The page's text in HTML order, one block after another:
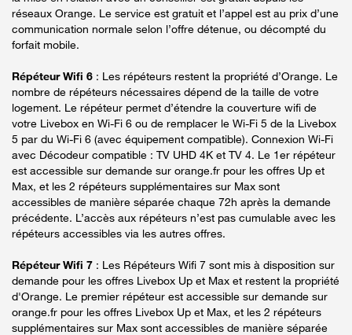
réseaux Orange. Le service est gratuit et l’appel est au prix d’une
communication normale selon l’offre détenue, ou décompté du
forfait mobile.
Répéteur Wifi 6 : Les répéteurs restent la propriété d’Orange. Le
nombre de répéteurs nécessaires dépend de la taille de votre
logement. Le répéteur permet d’étendre la couverture wifi de
votre Livebox en Wi-Fi 6 ou de remplacer le Wi-Fi 5 de la Livebox
5 par du Wi-Fi 6 (avec équipement compatible). Connexion Wi-Fi
avec Décodeur compatible : TV UHD 4K et TV 4. Le 1er répéteur
est accessible sur demande sur orange.fr pour les offres Up et
Max, et les 2 répéteurs supplémentaires sur Max sont
accessibles de manière séparée chaque 72h après la demande
précédente. L’accès aux répéteurs n’est pas cumulable avec les
répéteurs accessibles via les autres offres.
Répéteur Wifi 7 : Les Répéteurs Wifi 7 sont mis à disposition sur
demande pour les offres Livebox Up et Max et restent la propriété
d'Orange. Le premier répéteur est accessible sur demande sur
orange.fr pour les offres Livebox Up et Max, et les 2 répéteurs
supplémentaires sur Max sont accessibles de manière séparée